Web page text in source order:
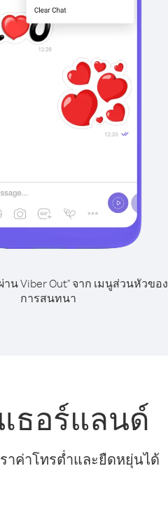
าน Viber Out" จาก เมนูส่วนหัวของ
การสนทนา
ธอร์แลนด์
าค่าโทรต่ำและยืดหยุ่นได้